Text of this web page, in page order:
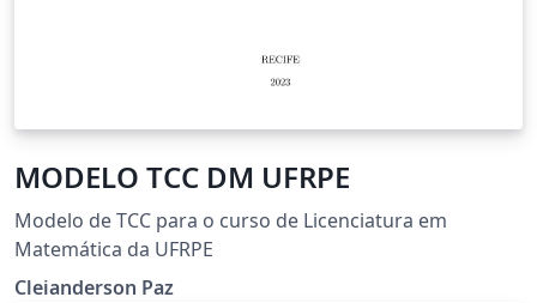
MODELO TCC DM UFRPE
Modelo de TCC para o curso de Licenciatura em
Matemática da UFRPE
Cleianderson Paz